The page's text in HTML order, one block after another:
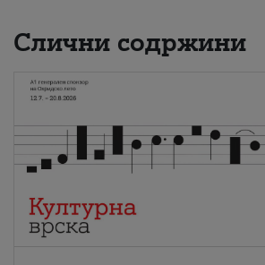
Слични содржини